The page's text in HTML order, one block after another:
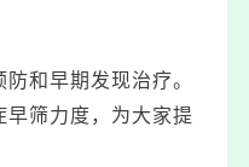
和早期发现治疗。
早筛力度，为大家提